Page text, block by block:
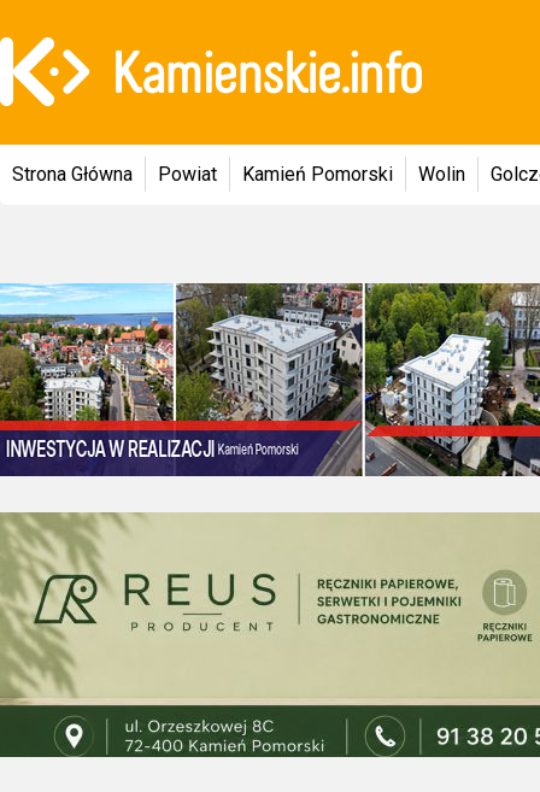
Strona Główna Powiat Kamień Pomorski Wolin